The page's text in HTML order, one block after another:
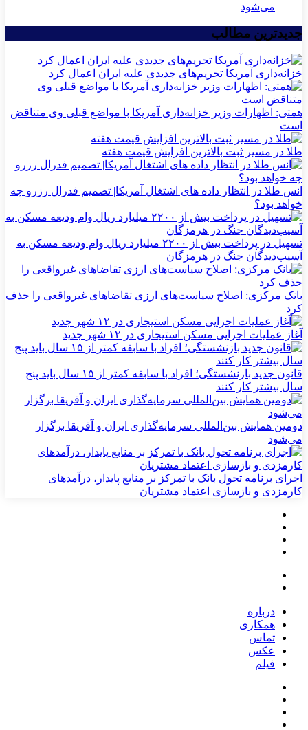
می‌شود
جدیدترین مطالب
خزانه‌داری آمریکا تحریم‌های جدیدی علیه ایران اعمال کرد
همتی: اظهارات وزیر خزانه‌داری آمریکا با مواضع قبلی وی متناقض
است
طلا در مسیر ثبت بالاترین افزایش قیمت هفته
انس طلا در انتظار داده های اشتغال آمریکا| تصمیم فدرال رزرو چه
خواهد بود؟
تسهیل در پرداخت بیش از ۲۲۰۰ میلیارد ریال وام ودیعه مسکن به
آسیب‌دیدگان جنگ در هرمزگان
بانک مرکزی: اصلاح سیاست‌های ارزی تقاضاهای غیرواقعی را حذف
کرد
آغاز عملیات اجرایی مسکن استیجاری در ۱۲ شهر جدید
قانون جدید بازنشستگی؛ افراد با سابقه کمتر از ۱۵ سال باید پنج
سال بیشتر کار کنند
دومین همایش بین‌المللی سرمایه‌گذاری ایران و آفریقا برگزار
می‌شود
اجرای برنامه تحول بانک با تمرکز بر منابع پایدار، درآمدهای
کارمزدی و بازسازی اعتماد مشتریان
درباره
همکاری
تماس
عکس
فیلم